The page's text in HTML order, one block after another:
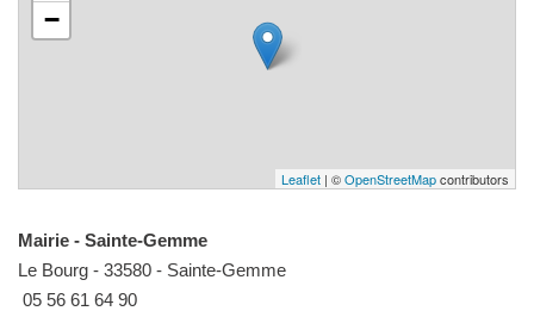
−
Leaflet | ©OpenStreetMapcontributors
Mairie - Sainte-Gemme
Le Bourg - 33580 - Sainte-Gemme
05 56 61 64 90